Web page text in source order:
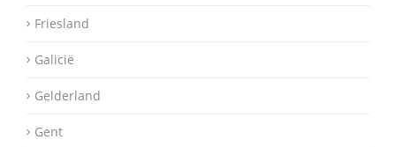
Friesland
Galicië
Gelderland
Gent